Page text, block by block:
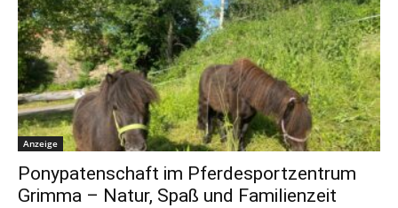
Anzeige
Ponypatenschaft im Pferdesportzentrum
Grimma – Natur, Spaß und Familienzeit